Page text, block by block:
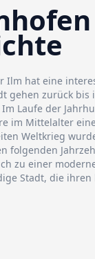
Ilm hat eine
gehen zurück
Laufe der
im Mittelalter
Weltkrieg
folgenden
zu einer
Stadt, die